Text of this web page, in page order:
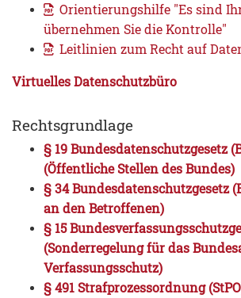
Orientierungshilfe "Es sind
übernehmen Sie die Kontrolle"
Leitlinien zum Recht auf
Virtuelles Datenschutzbüro
Rechtsgrundlage
§ 19 Bundesdatenschutzgesetz
(Öffentliche Stellen des Bundes)
§ 34 Bundesdatenschutzgesetz
an den Betroffenen)
§ 15
(Sonderregelung für das
Verfassungsschutz)
§ 491 Strafprozessordnung